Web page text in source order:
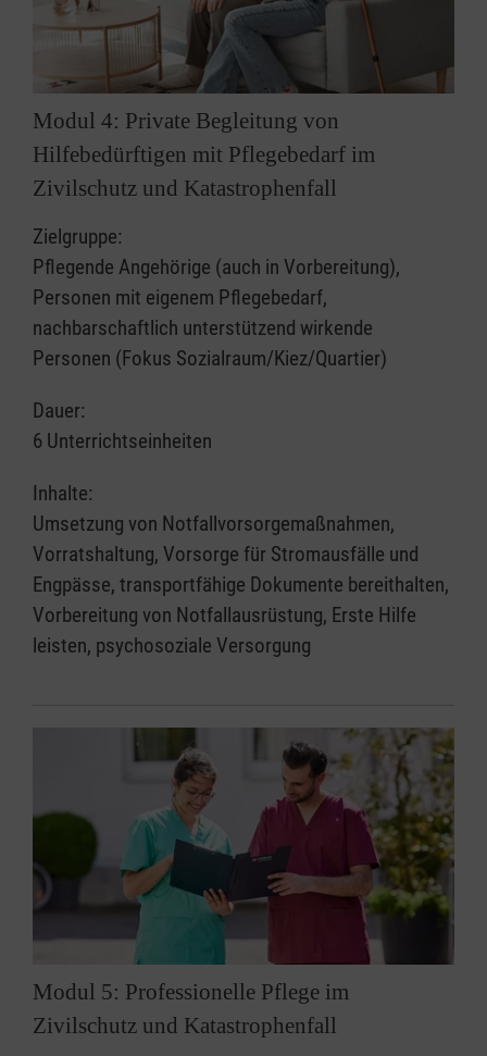
Modul 4: Private Begleitung von
Hilfebedürftigen mit Pflegebedarf im
Zivilschutz und Katastrophenfall
Zielgruppe:
Pflegende Angehörige (auch in Vorbereitung),
Personen mit eigenem Pflegebedarf,
nachbarschaftlich unterstützend wirkende
Personen (Fokus Sozialraum/Kiez/Quartier)
Dauer:
6 Unterrichtseinheiten
Inhalte:
Umsetzung von Notfallvorsorgemaßnahmen,
Vorratshaltung, Vorsorge für Stromausfälle und
Engpässe, transportfähige Dokumente bereithalten,
Vorbereitung von Notfallausrüstung, Erste Hilfe
leisten, psychosoziale Versorgung
Modul 5: Professionelle Pflege im
Zivilschutz und Katastrophenfall